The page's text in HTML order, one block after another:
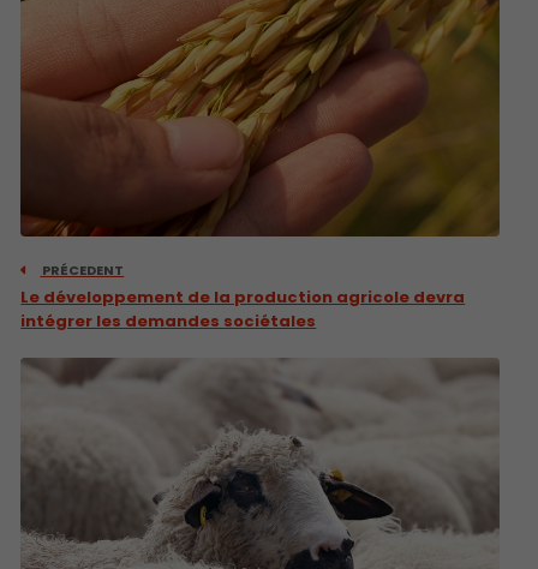
PRÉCEDENT
Le développement de la production agricole devra
intégrer les demandes sociétales